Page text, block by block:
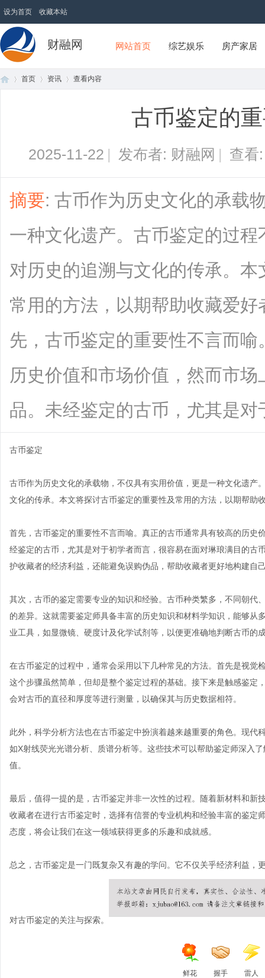
设为首页 收藏本站
财融网 网站首页 综艺娱乐 房产家居
首页 资讯 查看内容
古币鉴定的
2025-11-22 | 发布者: 财融网 | 查
摘要: 古币作为历史文化的承载
一种文化遗产。古币鉴定的过
对历史的追溯与文化的传承。
常用的方法，以期帮助收藏爱
先，古币鉴定的重要性不言而
历史价值和市场价值，然而市
品。未经鉴定的古币，尤其是
古币鉴定
古币作为历史文化的承载物，不仅具有实用价值，更是一种文化遗产
文化的传承。本文将探讨古币鉴定的重要性及常用的方法，以期帮助
首先，古币鉴定的重要性不言而喻。真正的古币通常具有较高的历史
经鉴定的古币，尤其是对于初学者而言，很容易在面对琳琅满目的古
护收藏者的经济利益，还能避免误购伪品，帮助收藏者更好地构建自
其次，古币的鉴定需要专业的知识和经验。古币种类繁多，不同朝代
的差异。这就需要鉴定师具备丰富的历史知识和材料学知识，能够
业工具，如显微镜、硬度计及化学试剂等，以便更准确地判断古币的
在古币鉴定的过程中，通常会采用以下几种常见的方法。首先是视觉
这个步骤虽然简单，但却是整个鉴定过程的基础。接下来是触感鉴定
会对古币的直径和厚度等进行测量，以确保其与历史数据相符。
此外，科学分析方法也在古币鉴定中扮演着越来越重要的角色。现
如X射线荧光光谱分析、质谱分析等。这些技术可以帮助鉴定师深入
值。
最后，值得一提的是，古币鉴定并非一次性的过程。随着新材料和新
收藏者在进行古币鉴定时，选择有信誉的专业机构和经验丰富的鉴定
态度，将会让我们在这一领域获得更多的乐趣和成就感。
总之，古币鉴定是一门既复杂又有趣的学问。它不仅关乎经济利益
对古币鉴定的关注与探索。
鲜花 握手 雷人